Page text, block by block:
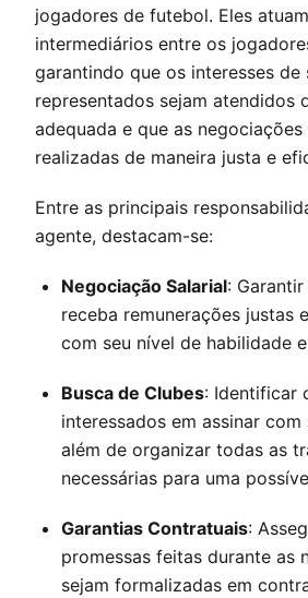
jogadores de futebol. Eles
intermediários entre os
garantindo que os interesses de
representados sejam atendidos
adequada e que as
realizadas de maneira justa e
Entre as principais
agente, destacam-se:
Negociação Salarial:
receba remunerações justas
com seu nível de habilidade
Busca de Clubes: Identificar
interessados em assinar com
além de organizar todas as
necessárias para uma
Garantias Contratuais:
promessas feitas durante as
sejam formalizadas em